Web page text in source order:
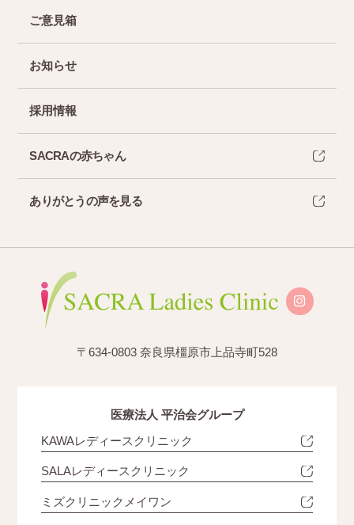
ご意見箱
お知らせ
採用情報
SACRAの赤ちゃん
ありがとうの声を見る
〒634-0803 奈良県橿原市上品寺町528
医療法人 平治会グループ
KAWAレディースクリニック
SALAレディースクリニック
ミズクリニックメイワン